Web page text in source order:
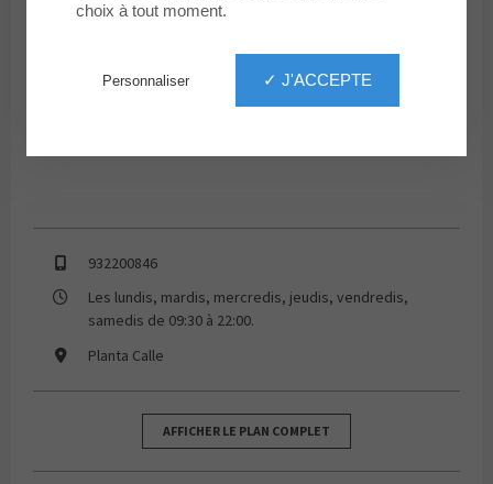
932200846
Les lundis, mardis, mercredis, jeudis, vendredis,
samedis de 09:30 à 22:00.
Planta Calle
AFFICHER LE PLAN COMPLET
choix à tout moment.
✓ J'ACCEPTE
Personnaliser